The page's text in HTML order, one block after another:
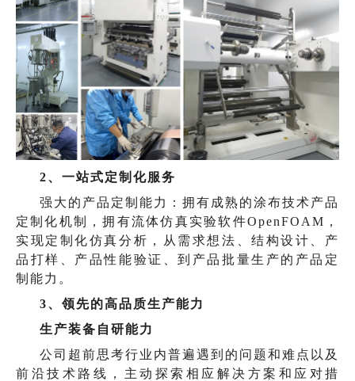
2、一站式定制化服务
强大的产品定制能力：拥有成熟的涂布技术产品
定制化机制，拥有流体仿真实验软件OpenFOAM，
实现定制化仿真分析，从需求想法、结构设计、产
品打样、产品性能验证、到产品批量生产的产品定
制能力。
3、领先的高品质生产能力
生产装备自研能力
公司超前思考行业内普遍遇到的问题和难点以及
前沿技术路线，主动探索相应解决方案和应对措